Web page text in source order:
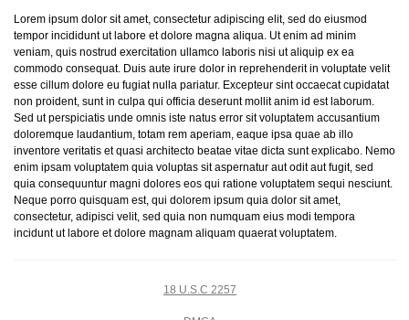
Lorem ipsum dolor sit amet, consectetur adipiscing elit, sed do eiusmod
tempor incididunt ut labore et dolore magna aliqua. Ut enim ad minim
veniam, quis nostrud exercitation ullamco laboris nisi ut aliquip ex ea
commodo consequat. Duis aute irure dolor in reprehenderit in voluptate velit
esse cillum dolore eu fugiat nulla pariatur. Excepteur sint occaecat cupidatat
non proident, sunt in culpa qui officia deserunt mollit anim id est laborum.
Sed ut perspiciatis unde omnis iste natus error sit voluptatem accusantium
doloremque laudantium, totam rem aperiam, eaque ipsa quae ab illo
inventore veritatis et quasi architecto beatae vitae dicta sunt explicabo. Nemo
enim ipsam voluptatem quia voluptas sit aspernatur aut odit aut fugit, sed
quia consequuntur magni dolores eos qui ratione voluptatem sequi nesciunt.
Neque porro quisquam est, qui dolorem ipsum quia dolor sit amet,
consectetur, adipisci velit, sed quia non numquam eius modi tempora
incidunt ut labore et dolore magnam aliquam quaerat voluptatem.
18 U.S.C 2257